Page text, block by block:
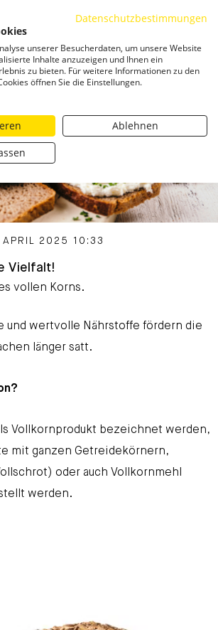
APRIL 2025 10:33
Vielfalt!
vollen Korns.
und wertvolle Nährstoffe fördern die
länger satt.
Vollkornprodukt bezeichnet werden,
mit ganzen Getreidekörnern,
oder auch Vollkornmehl
werden.
Datenschutzbestimmungen
unserer Besucherdaten, um unsere Website
Inhalte anzuzeigen und Ihnen ein
zu bieten. Für weitere Informationen zu den
öffnen Sie die Einstellungen.
Ablehnen